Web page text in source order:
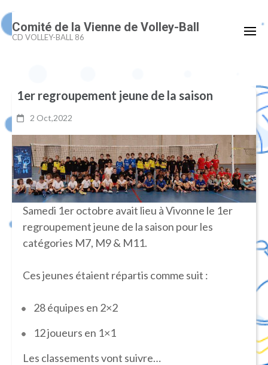
Aller
au
Comité de la Vienne de Volley-Ball
CD VOLLEY-BALL 86
1er regroupement jeune de la saison
2 Oct,2022
Samedi 1er octobre avait lieu à Vivonne le 1er
regroupement jeune de la saison pour les
catégories M7, M9 & M11.
Ces jeunes étaient répartis comme suit :
28 équipes en 2×2
12 joueurs en 1×1
Les classements vont suivre…